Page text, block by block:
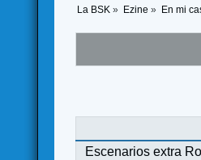
La BSK » Ezine » En mi
Escenarios extra